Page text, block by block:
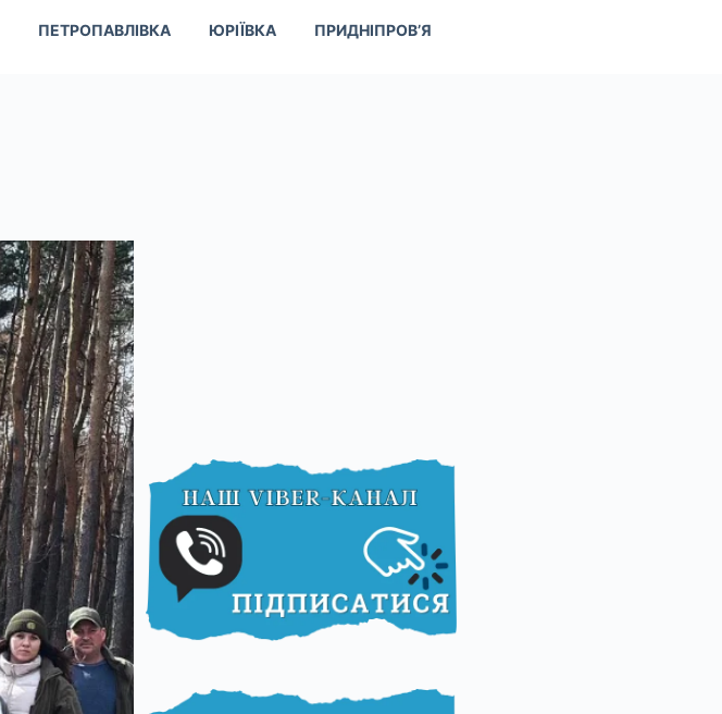
ПЕТРОПАВЛІВКА ЮРІЇВКА ПРИДНІПРОВ’Я